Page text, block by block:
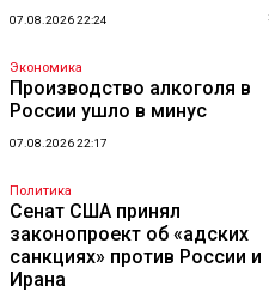
07.08.2026 22:24
Экономика
Производство алкоголя в
России ушло в минус
07.08.2026 22:17
Политика
Сенат США принял
законопроект об «адских
санкциях» против России и
Ирана